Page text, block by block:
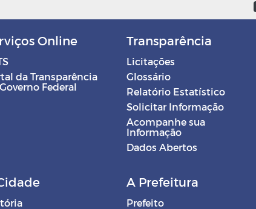
Online
da Transparência
Federal
Transparência
Licitações
Glossário
Relatório Estatístico
Solicitar Informação
Acompanhe sua
Informação
Dados Abertos
A Prefeitura
Prefeito